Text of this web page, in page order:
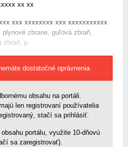
xx xx
xxx xxxxxxxx xxx xxxxxxxxxxx
zbrane, guľová zbraň,
zbraň, p
dostatočné oprávnenia.
obsahu na portáli.
len registrovaní používatelia
stačí sa prihlásiť.
portálu, využite 10-dňovú
sa zaregistrovať).